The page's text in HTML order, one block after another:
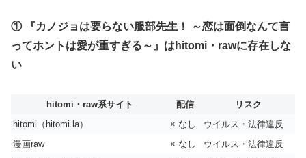
① 『カノジョは要らない服部先生！ ～恋は面倒なんて言
ってホントは愛が重すぎる～』はhitomi・rawに存在しな
い
hitomi・raw系サイト 配信
リスク
hitomi（hitomi.la）
× なし
ウイルス・法律違反
漫画raw
× なし
ウイルス・法律違反